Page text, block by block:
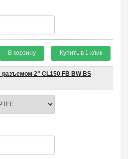
В корзину Купить в 1 клик
2" CL150 FB BW BS